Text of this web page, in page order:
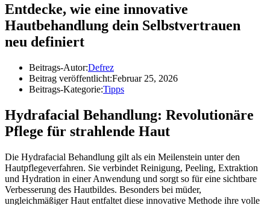
Entdecke, wie eine innovative
Hautbehandlung dein Selbstvertrauen
neu definiert
Beitrags-Autor:Defrez
Beitrag veröffentlicht:Februar 25, 2026
Beitrags-Kategorie:Tipps
Hydrafacial Behandlung: Revolutionäre
Pflege für strahlende Haut
Die Hydrafacial Behandlung gilt als ein Meilenstein unter den
Hautpflegeverfahren. Sie verbindet Reinigung, Peeling, Extraktion
und Hydration in einer Anwendung und sorgt so für eine sichtbare
Verbesserung des Hautbildes. Besonders bei müder,
ungleichmäßiger Haut entfaltet diese innovative Methode ihre volle